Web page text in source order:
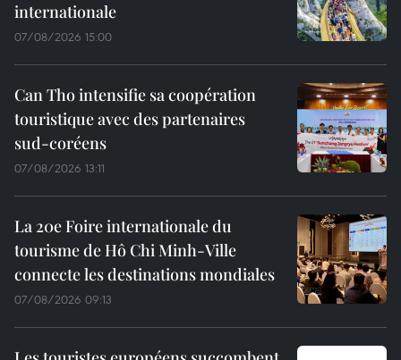
internationale
07/08/2026 15:00
Can Tho intensifie sa coopération
touristique avec des partenaires
sud-coréens
07/08/2026 13:11
La 20e Foire internationale du
tourisme de Hô Chi Minh-Ville
connecte les destinations mondiales
07/08/2026 09:13